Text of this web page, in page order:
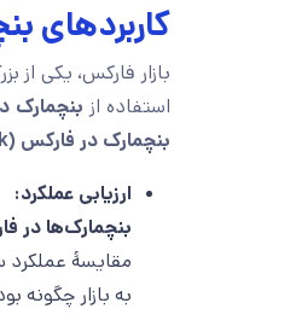
کاربردهای
بازار فارکس، یکی از
استفاده از بنچمارک
بنچمارک در فارکس (Benchmark)
ارزیابی عملکرد:
بنچمارک‌ها در
مقایسۀ عملکرد
به بازار چگونه